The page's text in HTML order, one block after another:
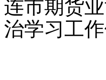
连市期货
治学习工